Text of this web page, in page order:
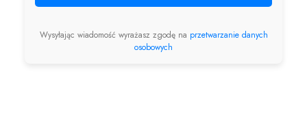
Wysyłając wiadomość wyrażasz zgodę na przetwarzanie danych
osobowych